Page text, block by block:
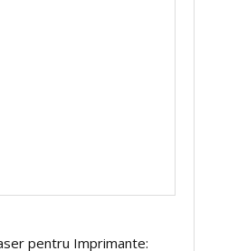
pentru Imprimante: